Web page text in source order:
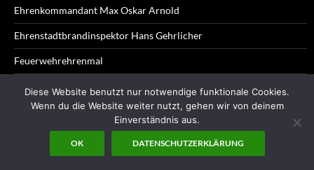
Ehrenkommandant Max Oskar Arnold
Ehrenstadtbrandinspektor Hans Gehrlicher
Feuerwehrehrenmal
Freiwillige Feuerwehren im Stadtgebiet Neustadt bei Coburg
Großeinsätze in Neustadt bei Coburg
Diese Website benutzt nur notwendige funktionale Cookies.
Wenn du die Website weiter nutzt, gehen wir von deinem
Einverständnis aus.
OK DATENSCHUTZERKLÄRUNG